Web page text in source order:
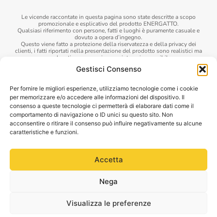
Gestisci Consenso
Per fornire le migliori esperienze, utilizziamo tecnologie come i cookie
per memorizzare e/o accedere alle informazioni del dispositivo. Il
consenso a queste tecnologie ci permetterà di elaborare dati come il
comportamento di navigazione o ID unici su questo sito. Non
acconsentire o ritirare il consenso può influire negativamente su alcune
caratteristiche e funzioni.
Accetta
Nega
Visualizza le preferenze
Le vicende raccontate in questa pagina sono state descritte a scopo
promozionale e esplicativo del prodotto ENERGATTO.
Qualsiasi riferimento con persone, fatti e luoghi è puramente casuale e
dovuto a opera d’ingegno.
Questo viene fatto a protezione della riservatezza e della privacy dei
clienti, i fatti riportati nella presentazione del prodotto sono realistici ma
non legati a persona riconosciuta o riconoscibile.
Le foto riportate di risultati sono reali e ottenuti grazie alla formulazione
presente all’interno del prodotto.
singolo soggetto.
Data l’alta qualità degli ingredienti e la loro naturalezza, non è
indispensabile avere un parere medico veterinario prima dell’assunzione di
ENERGATTO…
Tuttavia è altamente consigliato per eventuali intolleranze di cui non si è a
conoscenza.
La Dog Welfare LTD, Suite1 5th floor 22 Eastcheap – EC3M 1EU, London
è esente da ogni responsabilità per danni e conseguenze economicamente
suo utilizzo in presenza di qualsiasi condizione fisica patologica.
Cookie Policy
Dog Welfare LTD, Suite1 5th floor 22 Eastcheap - EC3M 1EU,
London